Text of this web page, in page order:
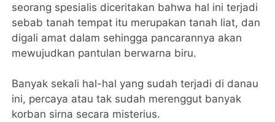
seorang spesialis diceritakan bahwa hal ini terjadi
sebab tanah tempat itu merupakan tanah liat, dan
digali amat dalam sehingga pancarannya akan
mewujudkan pantulan berwarna biru.
Banyak sekali hal-hal yang sudah terjadi di danau
ini, percaya atau tak sudah merenggut banyak
korban sirna secara misterius.